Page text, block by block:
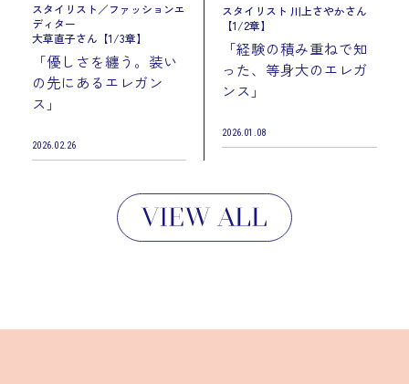
スタイリスト／ファッションエ
ディター
大草直子さん【1/3章】
「優しさを纏う。装い
の先にあるエレガン
ス」
2026.02.26
スタイリスト 川上さやかさん
【1/2章】
「経験の積み重ねで知
った、等身大のエレガ
ンス」
2026.01.08